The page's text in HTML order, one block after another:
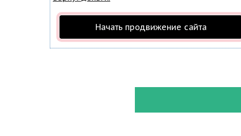
Начать продвижение сайта